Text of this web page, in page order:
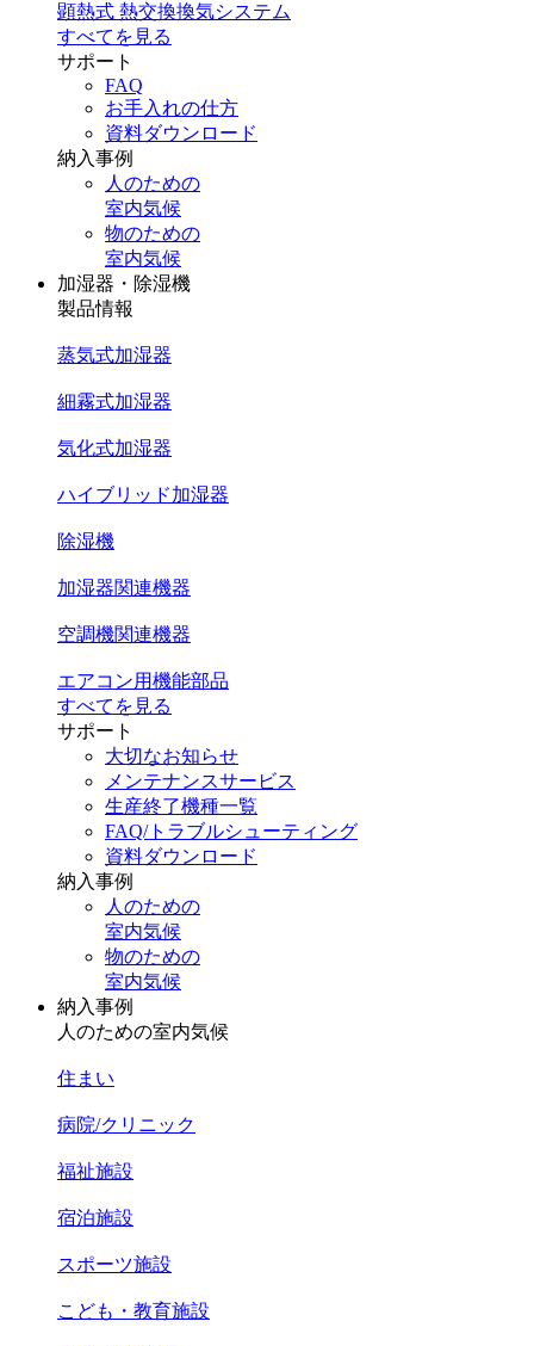
顕熱式 熱交換換気システム
すべてを見る
サポート
FAQ
お手入れの仕方
資料ダウンロード
納入事例
人のための
室内気候
物のための
室内気候
加湿器・除湿機
製品情報
蒸気式加湿器
細霧式加湿器
気化式加湿器
ハイブリッド加湿器
除湿機
加湿器関連機器
空調機関連機器
エアコン用機能部品
すべてを見る
サポート
大切なお知らせ
メンテナンスサービス
生産終了機種一覧
FAQ/トラブルシューティング
資料ダウンロード
納入事例
人のための
室内気候
物のための
室内気候
納入事例
人のための室内気候
住まい
病院/クリニック
福祉施設
宿泊施設
スポーツ施設
こども・教育施設